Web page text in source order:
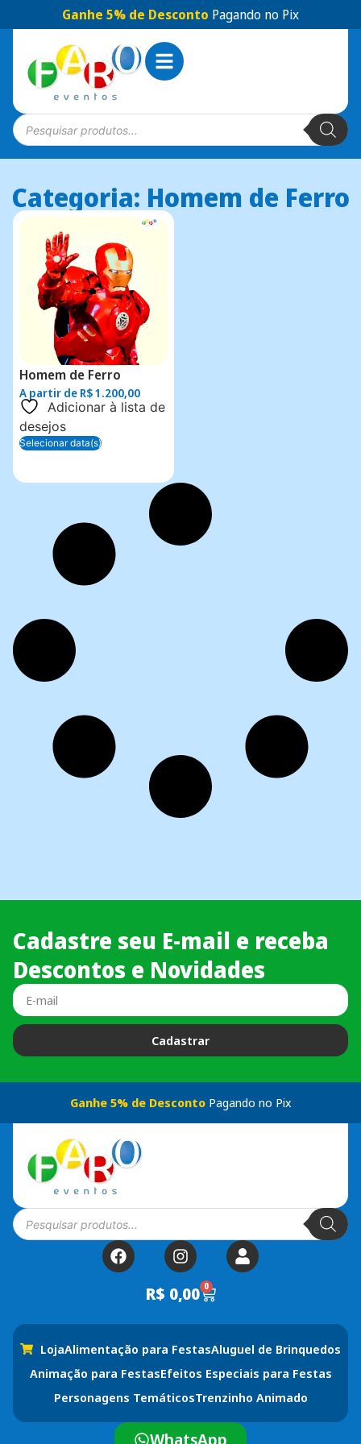
Ganhe 5% de Desconto Pagando no Pix
Categoria: Homem de Ferro
Homem de Ferro
A partir de R$1.200,00
Adicionar à lista de
desejos
Selecionar data(s)
Cadastre seu E-mail e receba
Descontos e Novidades
Cadastrar
Ganhe 5% de DescontoPagando no Pix
R$ 0,00 0
LojaAlimentação para FestasAluguel de Brinquedos
Animação para FestasEfeitos Especiais para Festas
Personagens TemáticosTrenzinho Animado
WhatsApp